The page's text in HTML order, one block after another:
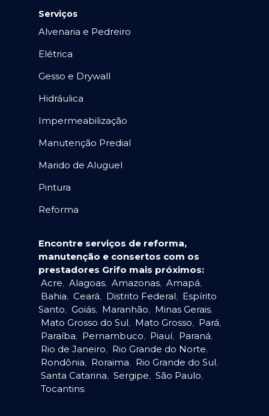
Serviços
Alvenaria e Pedreiro
Elétrica
Gesso e Drywall
Hidráulica
Impermeabilização
Manutenção Predial
Marido de Aluguel
Pintura
Reforma
Encontre serviços de reforma,
manutenção e consertos com os
prestadores Grifo mais próximos:
Acre, Alagoas, Amazonas, Amapá,
Bahia, Ceará, Distrito Federal, Espírito
Santo, Goiás, Maranhão, Minas Gerais,
Mato Grosso do Sul, Mato Grosso, Pará,
Paraíba, Pernambuco, Piauí, Paraná,
Rio de Janeiro, Rio Grande do Norte,
Rondônia, Roraima, Rio Grande do Sul,
Santa Catarina, Sergipe, São Paulo,
Tocantins.